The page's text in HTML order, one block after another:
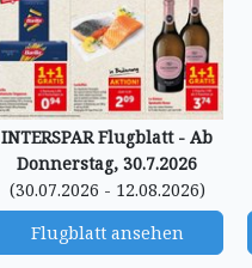
INTERSPAR Flugblatt - Ab
Donnerstag, 30.7.2026
(30.07.2026 - 12.08.2026)
Flugblatt ansehen